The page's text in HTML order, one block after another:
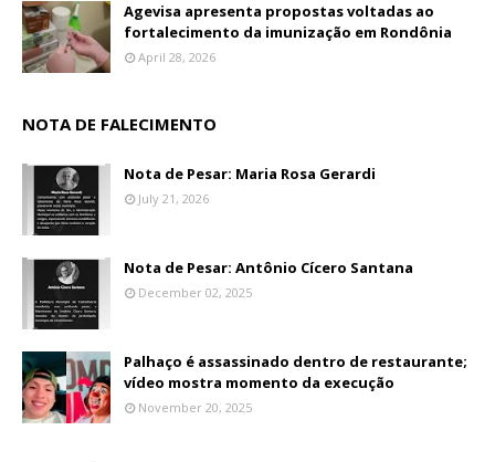
Agevisa apresenta propostas voltadas ao
fortalecimento da imunização em Rondônia
April 28, 2026
NOTA DE FALECIMENTO
Nota de Pesar: Maria Rosa Gerardi
July 21, 2026
Nota de Pesar: Antônio Cícero Santana
December 02, 2025
Palhaço é assassinado dentro de restaurante;
vídeo mostra momento da execução
November 20, 2025